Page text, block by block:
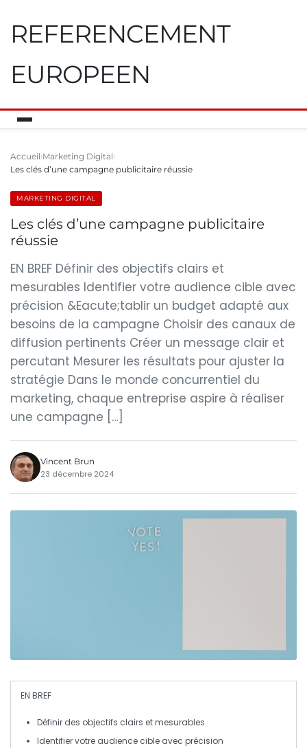
REFERENCEMENT
EUROPEEN
Accueil Marketing Digital
Les clés d’une campagne publicitaire réussie
MARKETING DIGITAL
Les clés d’une campagne publicitaire
réussie
EN BREF Définir des objectifs clairs et
mesurables Identifier votre audience cible avec
précision &Eacute;tablir un budget adapté aux
besoins de la campagne Choisir des canaux de
diffusion pertinents Créer un message clair et
percutant Mesurer les résultats pour ajuster la
stratégie Dans le monde concurrentiel du
marketing, chaque entreprise aspire à réaliser
une campagne […]
Vincent Brun
23 décembre 2024
EN BREF
Définir des objectifs clairs et mesurables
Identifier votre audience cible avec précision